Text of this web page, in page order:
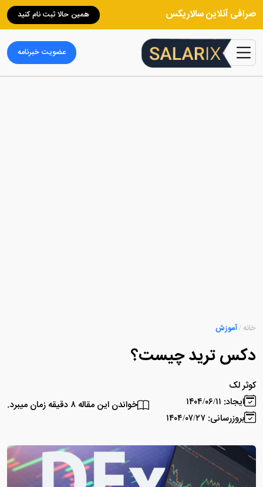
صرافی آنلاین سالاریکس همین حالا ثبت نام کنید
عضویت خبرنامه
خانه/آموزش
دکس ترید چیست؟
کوثر لک
ایجاد: ۱۴۰۴/۰۶/۱۱
بروزرسانی: ۱۴۰۴/۰۷/۲۷
خواندن این مقاله ۸ دقیقه زمان میبرد.